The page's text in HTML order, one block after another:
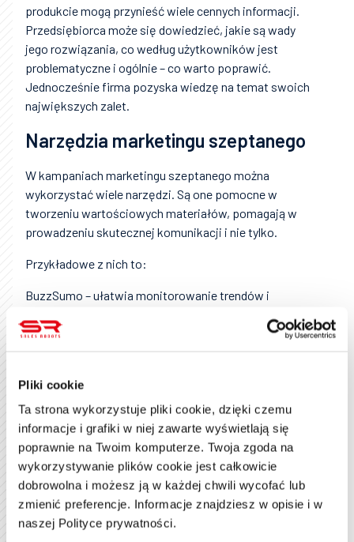
Pliki cookie
Ta strona wykorzystuje pliki cookie, dzięki czemu
informacje i grafiki w niej zawarte wyświetlają się
poprawnie na Twoim komputerze. Twoja zgoda na
wykorzystywanie plików cookie jest całkowicie
dobrowolna i możesz ją w każdej chwili wycofać lub
zmienić preferencje. Informacje znajdziesz w opisie i w
naszej Polityce prywatności.
produkcie mogą przynieść wiele cennych informacji.
Przedsiębiorca może się dowiedzieć, jakie są wady
jego rozwiązania, co według użytkowników jest
problematyczne i ogólnie – co warto poprawić.
Jednocześnie firma pozyska wiedzę na temat swoich
największych zalet.
Narzędzia marketingu szeptanego
W kampaniach marketingu szeptanego można
wykorzystać wiele narzędzi. Są one pomocne w
tworzeniu wartościowych materiałów, pomagają w
prowadzeniu skutecznej komunikacji i nie tylko.
Przykładowe z nich to:
BuzzSumo – ułatwia monitorowanie trendów i
zainteresowaniem w serwisach społecznościowych i
Mediatoolkit – pomaga znajdować wzmianki na temat
danej firmy.
Sotrender – narzędzie, które mierzy skuteczność
komunikacji w serwisach społecznościowych.
Ile kosztuje marketing szeptany?
Trudno określić, jaki budżet jest potrzebny na